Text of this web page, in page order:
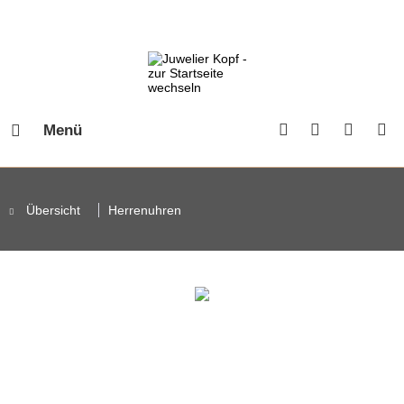
Menü
Übersicht Herrenuhren